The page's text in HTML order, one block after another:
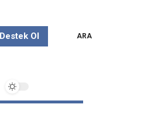
Destek Ol ARA